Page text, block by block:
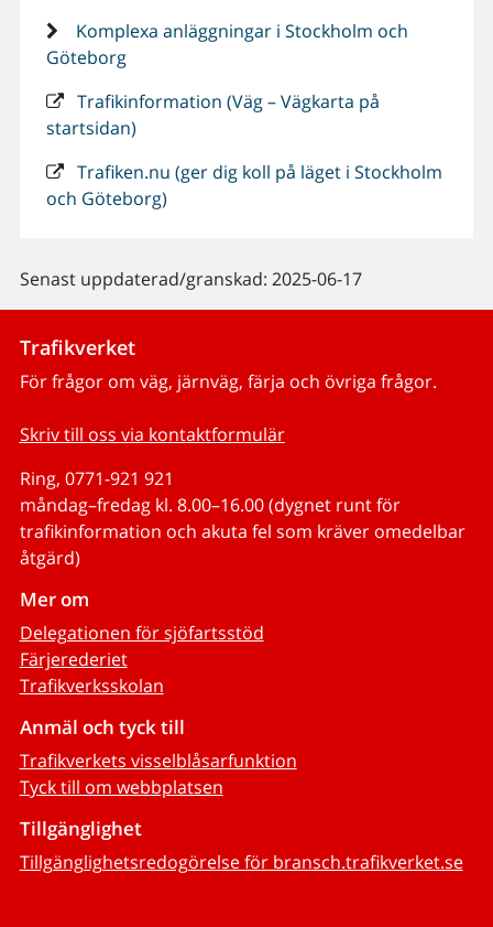
Komplexa anläggningar i Stockholm och
Göteborg
Trafikinformation (Väg – Vägkarta på
startsidan)
Trafiken.nu (ger dig koll på läget i Stockholm
och Göteborg)
Senast uppdaterad/granskad: 2025-06-17
Trafikverket
För frågor om väg, järnväg, färja och övriga frågor.
Skriv till oss via kontaktformulär
Ring, 0771-921 921
måndag–fredag kl. 8.00–16.00 (dygnet runt för
trafikinformation och akuta fel som kräver omedelbar
åtgärd)
Mer om
Delegationen för sjöfartsstöd
Färjerederiet
Trafikverksskolan
Anmäl och tyck till
Trafikverkets visselblåsarfunktion
Tyck till om webbplatsen
Tillgänglighet
Tillgänglighetsredogörelse för bransch.trafikverket.se